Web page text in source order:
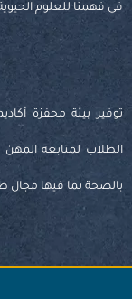
في فهمنا للعلوم
توفير بيئة محفزة
الطلاب لمتابعة المهن
بالصحة بما فيها مجال